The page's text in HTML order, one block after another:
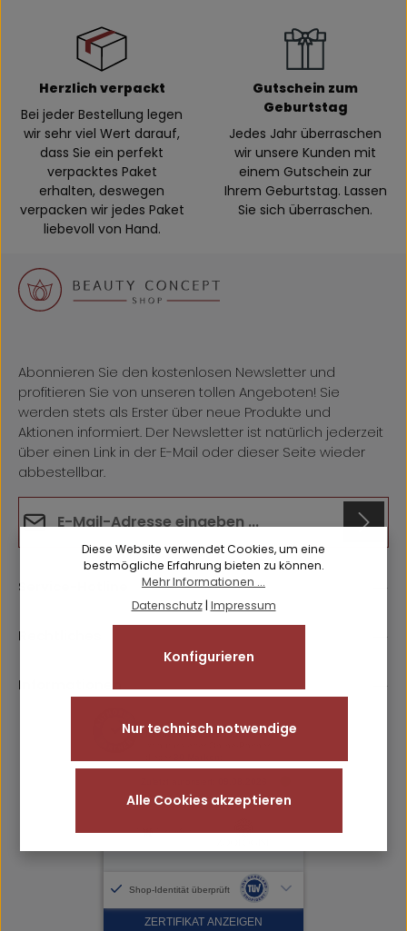
Herzlich verpackt
Bei jeder Bestellung legen
wir sehr viel Wert darauf,
dass Sie ein perfekt
verpacktes Paket
erhalten, deswegen
verpacken wir jedes Paket
liebevoll von Hand.
Gutschein zum
Geburtstag
Jedes Jahr überraschen
wir unsere Kunden mit
einem Gutschein zur
Ihrem Geburtstag. Lassen
Sie sich überraschen.
Abonnieren Sie den kostenlosen Newsletter und
profitieren Sie von unseren tollen Angeboten! Sie
werden stets als Erster über neue Produkte und
Aktionen informiert. Der Newsletter ist natürlich jederzeit
über einen Link in der E-Mail oder dieser Seite wieder
abbestellbar.
Datenschutz
Ich habe die
Datenschutzbestimmungen
genommen und dieAGBgelesen und bin mit ihnen
einverstanden.
Anti-Roboter-Verifizierung
Hier klicken
FriendlyCaptcha ⇗
Die mit einem Stern (*) markierten Felder sind
Service-Hotline
Rechtliches
Informationen
Diese Website verwendet Cookies, um eine
bestmögliche Erfahrung bieten zu können.
Mehr Informationen ...
Datenschutz| Impressum
Nur technisch notwendige
Konfigurieren
Alle Cookies akzeptieren